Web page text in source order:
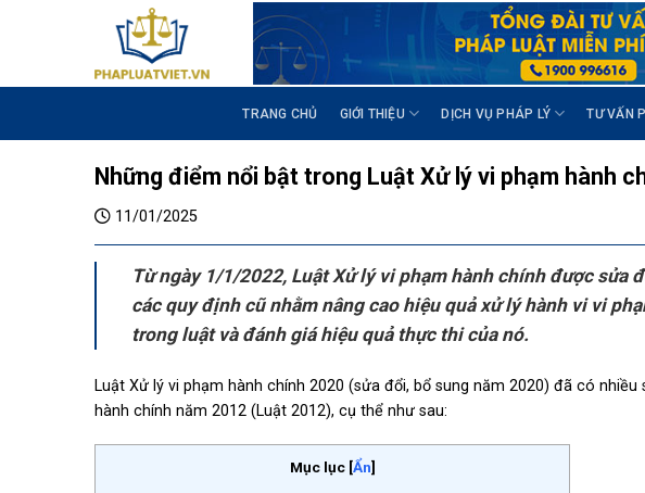
p
o
TRANG CHỦ GIỚI THIỆU DỊCH VỤ PHÁP LÝ TƯ VẤN
Những điểm nổi bật trong Luật Xử lý vi phạm hành
11/01/2025
Từ ngày 1/1/2022, Luật Xử lý vi phạm hành chính được sửa
các quy định cũ nhằm nâng cao hiệu quả xử lý hành vi vi
trong luật và đánh giá hiệu quả thực thi của nó.
Luật Xử lý vi phạm hành chính 2020 (sửa đổi, bổ sung năm 2020) đã có
hành chính năm 2012 (Luật 2012), cụ thể như sau:
Mục lục [Ẩn]